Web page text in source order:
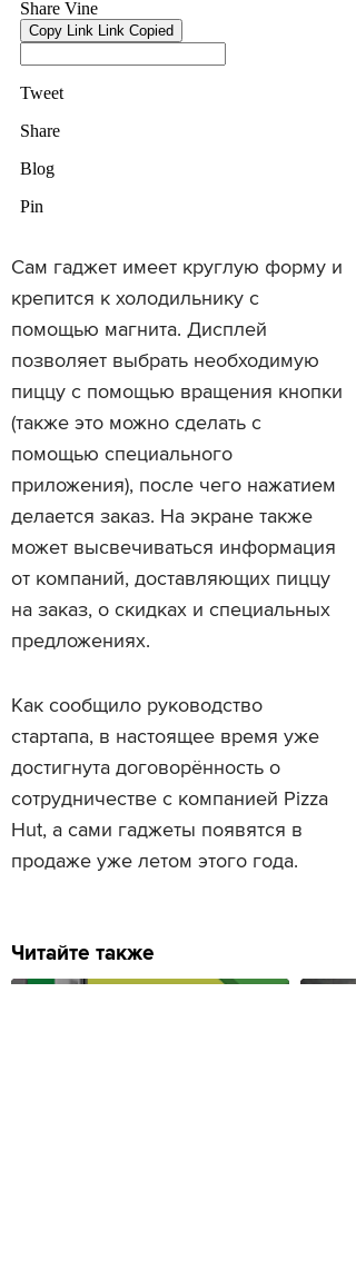
Сам гаджет имеет круглую форму и
крепится к холодильнику с
помощью магнита. Дисплей
позволяет выбрать необходимую
пиццу с помощью вращения кнопки
(также это можно сделать с
помощью специального
приложения), после чего нажатием
делается заказ. На экране также
может высвечиваться информация
от компаний, доставляющих пиццу
на заказ, о скидках и специальных
предложениях.
Как сообщило руководство
стартапа, в настоящее время уже
достигнута договорённость о
сотрудничестве с компанией Pizza
Hut, а сами гаджеты появятся в
продаже уже летом этого года.
Читайте также